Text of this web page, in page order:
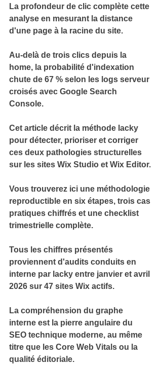
La profondeur de clic complète cette
analyse en mesurant la distance
d'une page à la racine du site.
Au-delà de trois clics depuis la
home, la probabilité d'indexation
chute de 67 % selon les logs serveur
croisés avec Google Search
Console.
Cet article décrit la méthode lacky
pour détecter, prioriser et corriger
ces deux pathologies structurelles
sur les sites Wix Studio et Wix Editor.
Vous trouverez ici une méthodologie
reproductible en six étapes, trois cas
pratiques chiffrés et une checklist
trimestrielle complète.
Tous les chiffres présentés
proviennent d'audits conduits en
interne par lacky entre janvier et avril
2026 sur 47 sites Wix actifs.
La compréhension du graphe
interne est la pierre angulaire du
SEO technique moderne, au même
titre que les Core Web Vitals ou la
qualité éditoriale.